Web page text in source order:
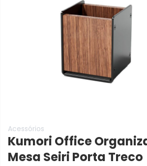
Acessórios
Kumori Office
Mesa Seiri Porta Treco